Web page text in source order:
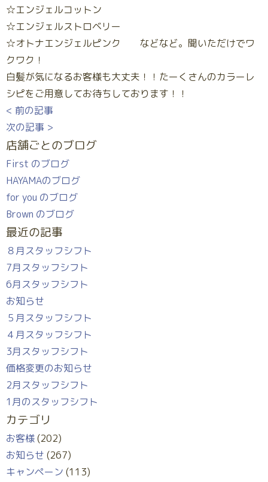
☆エンジェルコットン
☆エンジェルストロベリー
☆オトナエンジェルピンク などなど。聞いただけでワ
クワク！
白髪が気になるお客様も大丈夫！！たーくさんのカラーレ
シピをご用意してお待ちしております！！
< 前の記事
次の記事 >
店舗ごとのブログ
First のブログ
HAYAMAのブログ
for you のブログ
Brown のブログ
最近の記事
８月スタッフシフト
7月スタッフシフト
6月スタッフシフト
お知らせ
５月スタッフシフト
４月スタッフシフト
3月スタッフシフト
価格変更のお知らせ
2月スタッフシフト
1月のスタッフシフト
カテゴリ
お客様(202)
お知らせ (267)
キャンペーン (113)